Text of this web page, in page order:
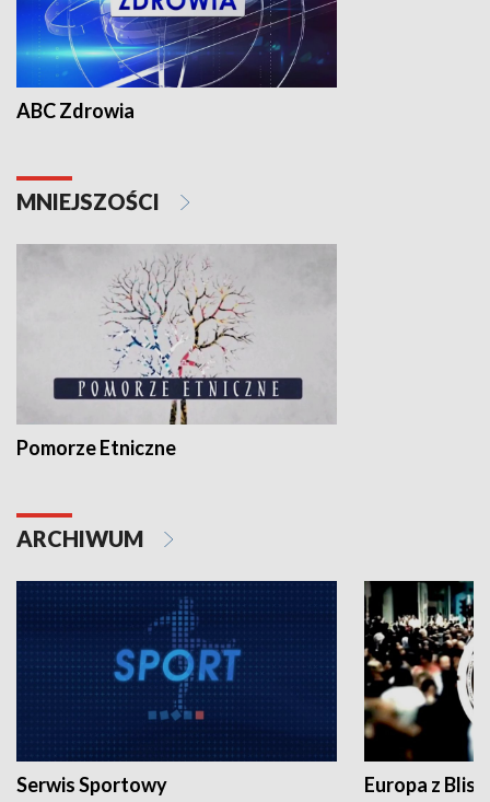
ABC Zdrowia
MNIEJSZOŚCI
Pomorze Etniczne
ARCHIWUM
Serwis Sportowy Europa z